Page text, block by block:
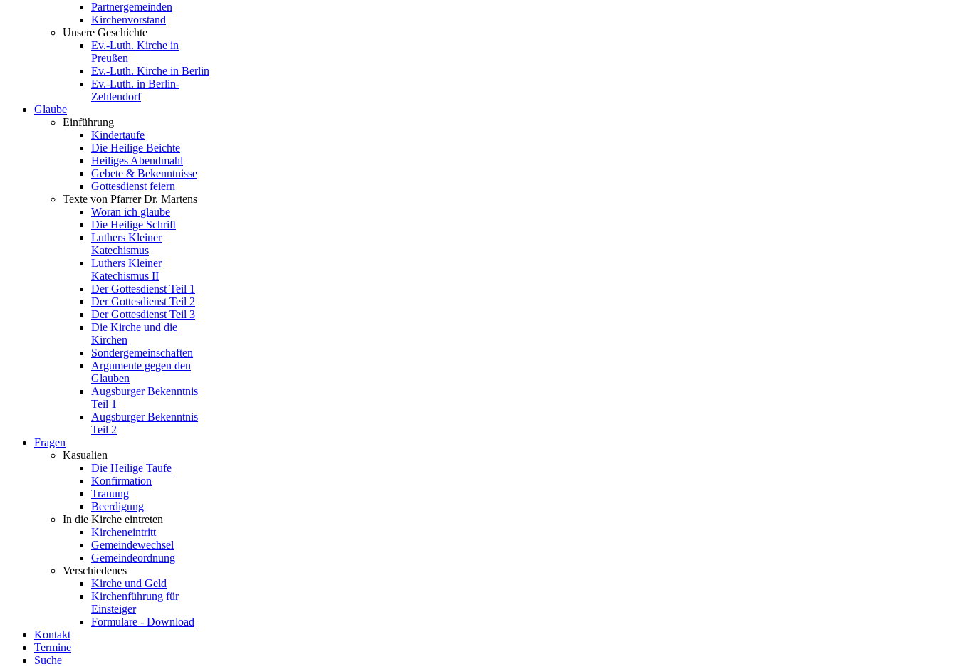
Partnergemeinden
Kirchenvorstand
Unsere Geschichte
Ev.-Luth. Kirche in
Preußen
Ev.-Luth. Kirche in Berlin
Ev.-Luth. in Berlin-
Zehlendorf
Glaube
Einführung
Kindertaufe
Die Heilige Beichte
Heiliges Abendmahl
Gebete & Bekenntnisse
Gottesdienst feiern
Texte von Pfarrer Dr. Martens
Woran ich glaube
Die Heilige Schrift
Luthers Kleiner
Katechismus
Luthers Kleiner
Katechismus II
Der Gottesdienst Teil 1
Der Gottesdienst Teil 2
Der Gottesdienst Teil 3
Die Kirche und die
Kirchen
Sondergemeinschaften
Argumente gegen den
Glauben
Augsburger Bekenntnis
Teil 1
Augsburger Bekenntnis
Teil 2
Fragen
Kasualien
Die Heilige Taufe
Konfirmation
Trauung
Beerdigung
In die Kirche eintreten
Kircheneintritt
Gemeindewechsel
Gemeindeordnung
Verschiedenes
Kirche und Geld
Kirchenführung für
Einsteiger
Formulare - Download
Kontakt
Termine
Suche